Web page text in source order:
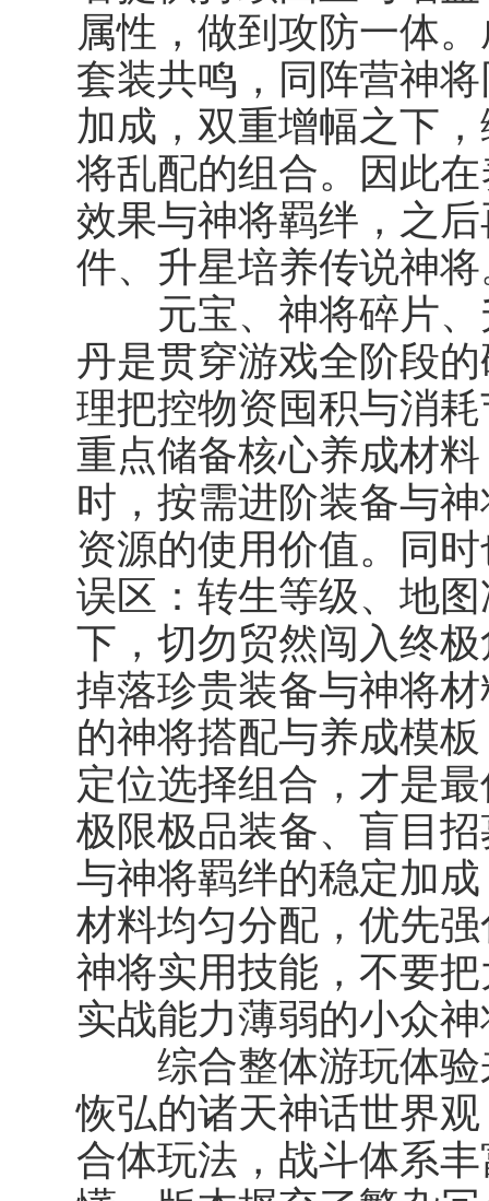
属性，做到攻防一体
套装共鸣，同阵营神
加成，双重增幅之下
将乱配的组合。因此
效果与神将羁绊，之
件、升星培养传说神
元宝、神将碎片、
丹是贯穿游戏全阶段
理把控物资囤积与消
重点储备核心养成材
时，按需进阶装备与
资源的使用价值。同
误区：转生等级、地
下，切勿贸然闯入终
掉落珍贵装备与神将
的神将搭配与养成模
定位选择组合，才是
极限极品装备、盲目
与神将羁绊的稳定加
材料均匀分配，优先
神将实用技能，不要
实战能力薄弱的小众
综合整体游玩体验
恢弘的诸天神话世界
合体玩法，战斗体系